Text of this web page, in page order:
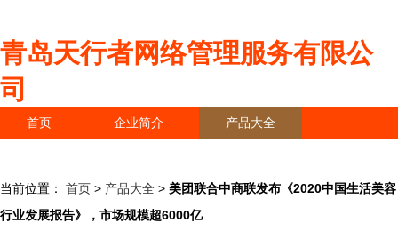
青岛天行者网络管理服务有限公
司
首页 企业简介 产品大全
当前位置： 首页 > 产品大全 > 美团联合中商联发布《2020中国生活美容
行业发展报告》，市场规模超6000亿